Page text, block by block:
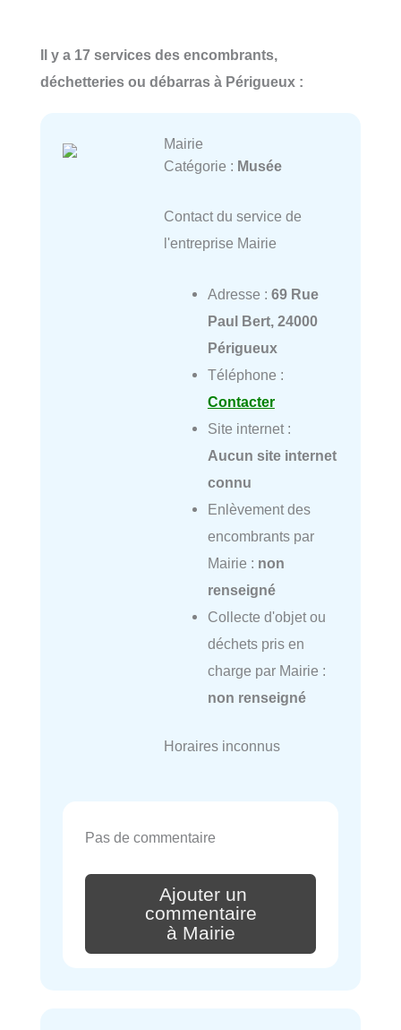
Il y a 17 services des encombrants,
déchetteries ou débarras à Périgueux :
Mairie
Catégorie : Musée
Contact du service de
l'entreprise Mairie
Adresse : 69 Rue
Paul Bert, 24000
Périgueux
Téléphone :
Contacter
Site internet :
Aucun site internet
connu
Enlèvement des
encombrants par
Mairie : non
renseigné
Collecte d'objet ou
déchets pris en
charge par Mairie :
non renseigné
Horaires inconnus
Pas de commentaire
Ajouter un
commentaire
à Mairie